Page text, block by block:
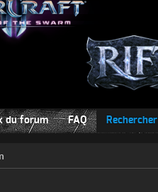
du forum FAQ Rechercher